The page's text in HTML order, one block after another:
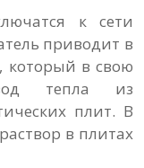
к сети
приводит в
который в свою
тепла из
плит. В
в плитах